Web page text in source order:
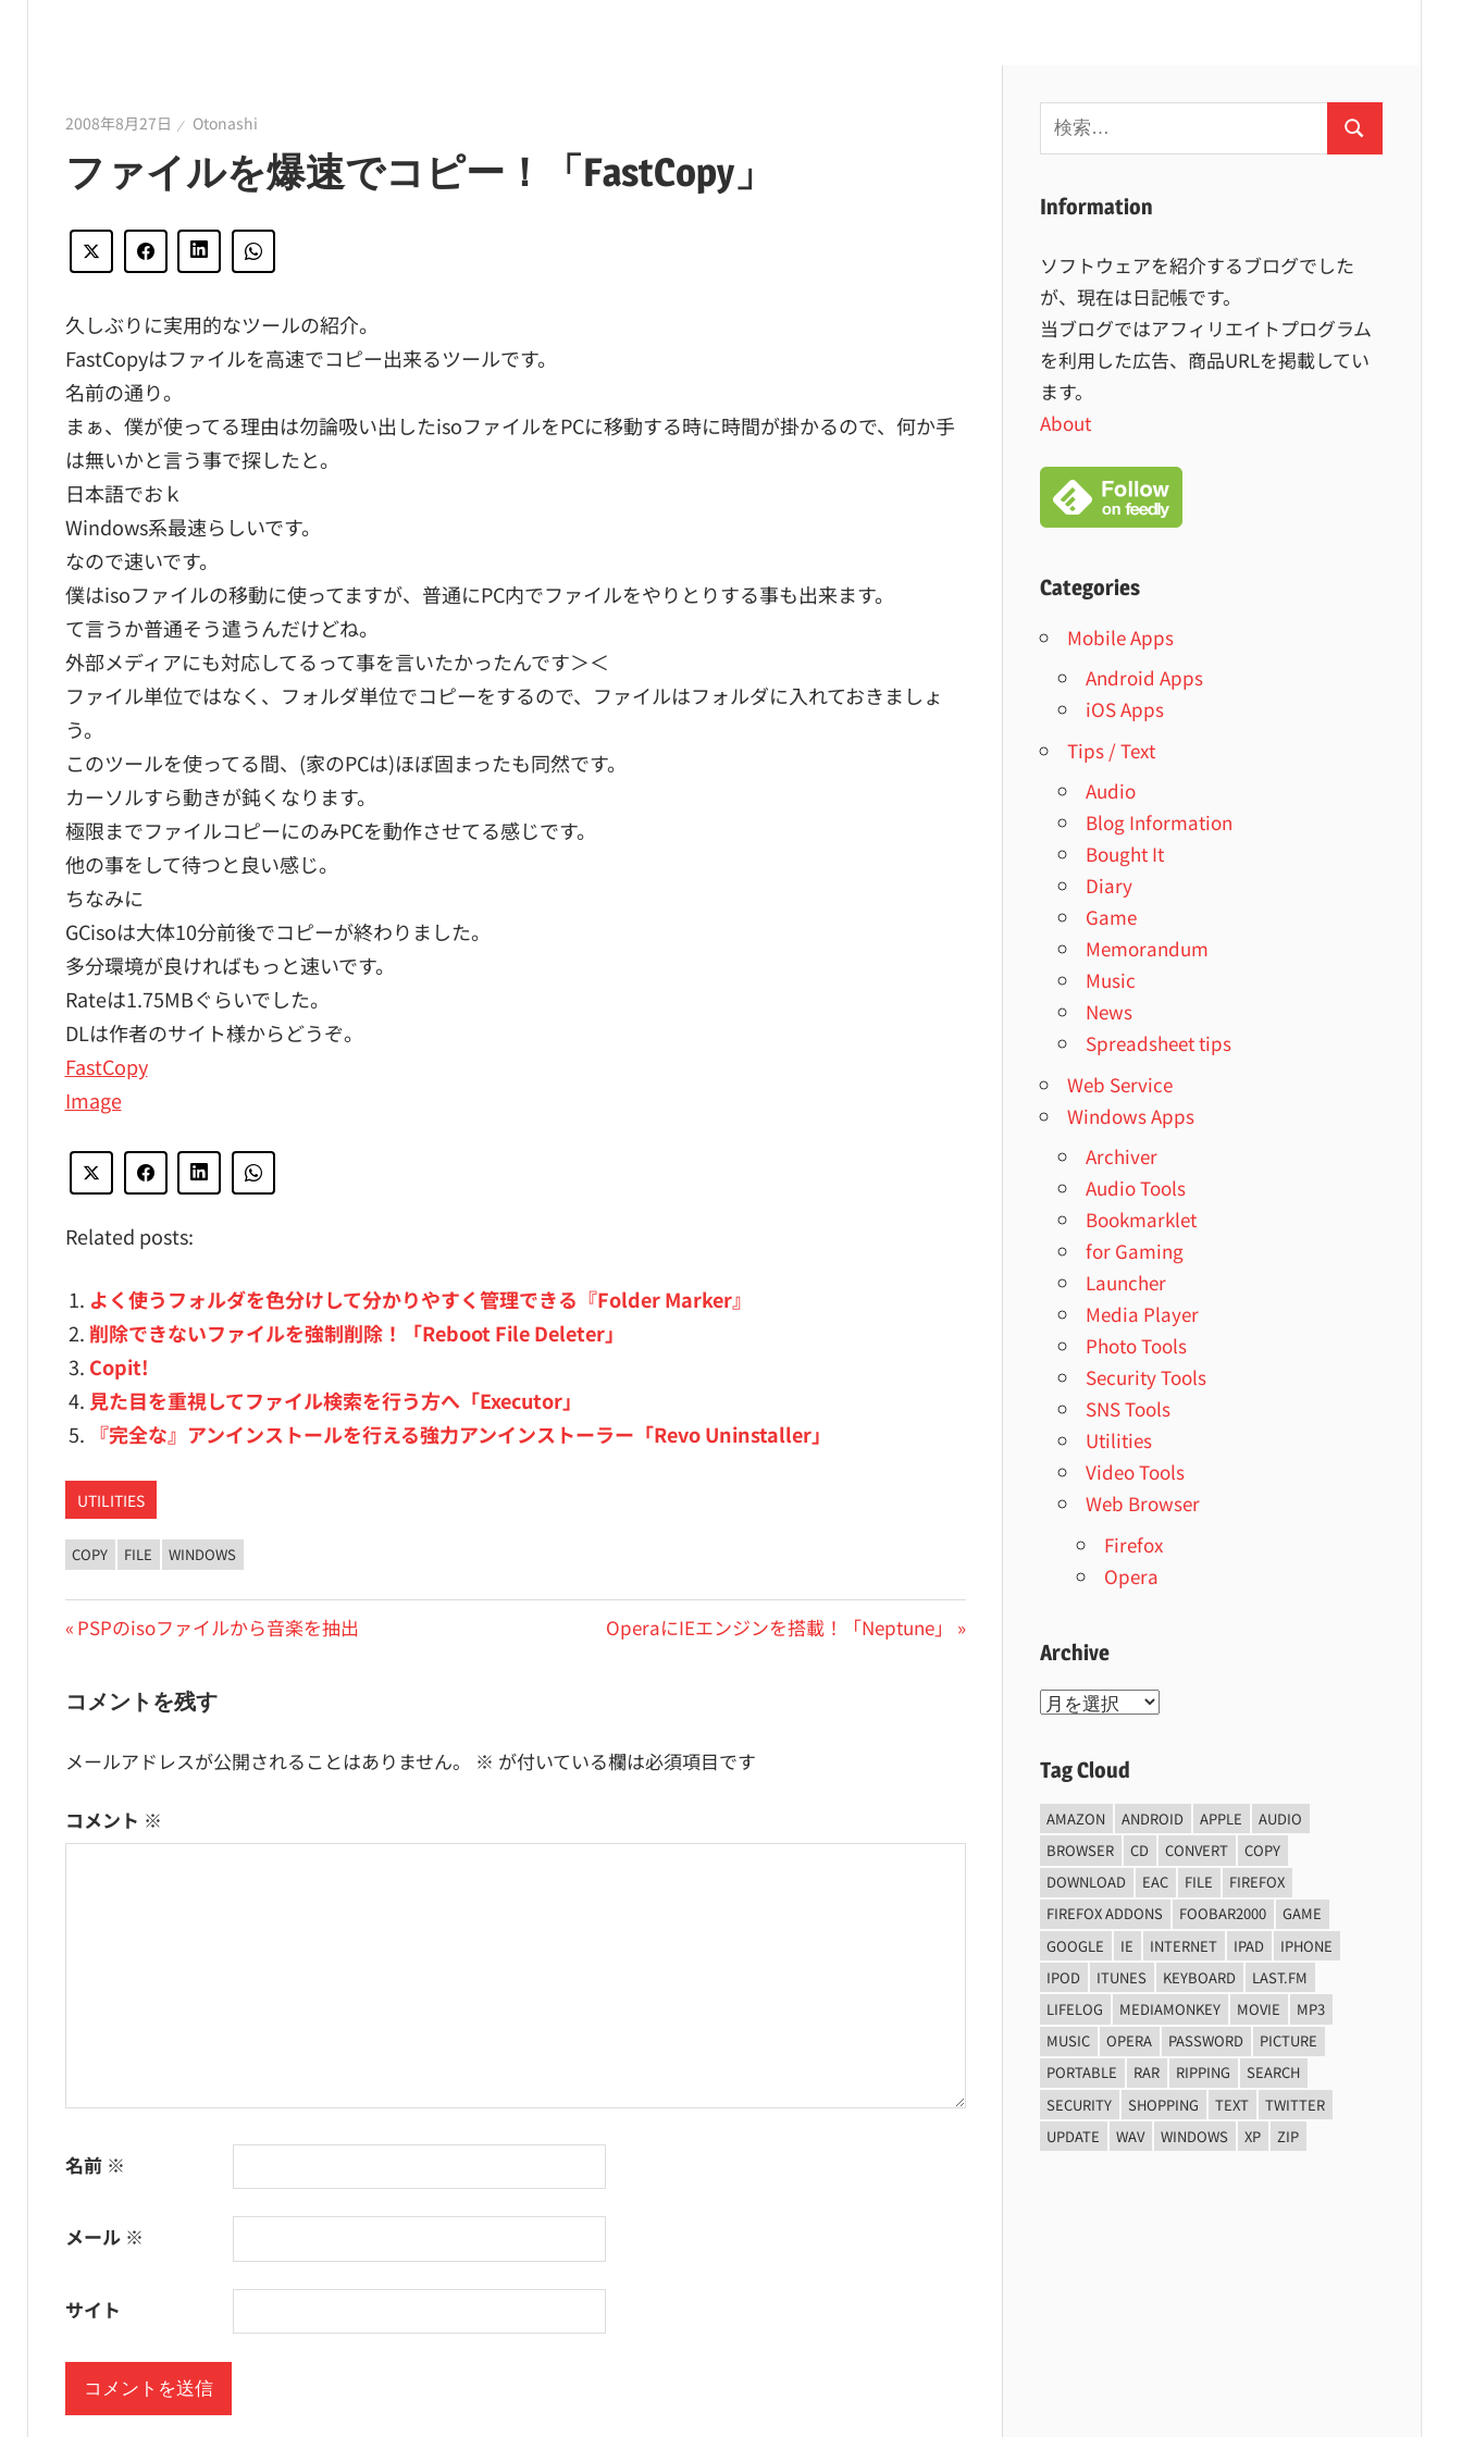
2008年8月27日 Otonashi
ファイルを爆速でコピー！「FastCopy」
久しぶりに実用的なツールの紹介。
FastCopyはファイルを高速でコピー出来るツールです。
名前の通り。
まぁ、僕が使ってる理由は勿論吸い出したisoファイルをPCに移動する時に時間が掛かるので、何か手
は無いかと言う事で探したと。
日本語でおｋ
Windows系最速らしいです。
なので速いです。
僕はisoファイルの移動に使ってますが、普通にPC内でファイルをやりとりする事も出来ます。
て言うか普通そう遣うんだけどね。
外部メディアにも対応してるって事を言いたかったんです＞＜
ファイル単位ではなく、フォルダ単位でコピーをするので、ファイルはフォルダに入れておきましょ
う。
このツールを使ってる間、(家のPCは)ほぼ固まったも同然です。
カーソルすら動きが鈍くなります。
極限までファイルコピーにのみPCを動作させてる感じです。
他の事をして待つと良い感じ。
ちなみに
GCisoは大体10分前後でコピーが終わりました。
多分環境が良ければもっと速いです。
Rateは1.75MBぐらいでした。
DLは作者のサイト様からどうぞ。
FastCopy
Image
Related posts:
よく使うフォルダを色分けして分かりやすく管理できる『Folder Marker』
削除できないファイルを強制削除！「Reboot File Deleter」
Copit!
見た目を重視してファイル検索を行う方へ「Executor」
『完全な』アンインストールを行える強力アンインストーラー「Revo Uninstaller」
UTILITIES
COPY FILE WINDOWS
投
ナ
ビ
ー
前
投
稿:
PSPのisoファイルから音楽を抽出
次
OperaにIEエンジンを搭載！「Neptune」
コメントを残す
メールアドレスが公開されることはありません。 ※ が付いている欄は必須項目です
コメント ※
名前 ※
メール ※
サイト
検
索:
検
Information
ソフトウェアを紹介するブログでした
が、現在は日記帳です。
当ブログではアフィリエイトプログラム
を利用した広告、商品URLを掲載してい
ます。
About
Categories
Mobile Apps
Android Apps
iOS Apps
Tips / Text
Audio
Blog Information
Bought It
Diary
Game
Memorandum
Music
News
Spreadsheet tips
Web Service
Windows Apps
Archiver
Audio Tools
Bookmarklet
for Gaming
Launcher
Media Player
Photo Tools
Security Tools
SNS Tools
Utilities
Video Tools
Web Browser
Firefox
Opera
Archive
Archive
Tag Cloud
AMAZON ANDROID APPLE
AUDIO
BROWSER
CD CONVERT
COPY
DOWNLOAD
EAC FILE
FIREFOX
FIREFOX ADDONS
FOOBAR2000
GAME
GOOGLE
IE INTERNET IPAD
IPHONE
IPOD
ITUNES KEYBOARD
LAST.FM
LIFELOG
MEDIAMONKEY MOVIE
MP3
MUSIC
OPERA PASSWORD
PICTURE
PORTABLE
RAR RIPPING
SEARCH
SECURITY
SHOPPING TEXT
TWITTER
UPDATE
WAV WINDOWS XP ZIP